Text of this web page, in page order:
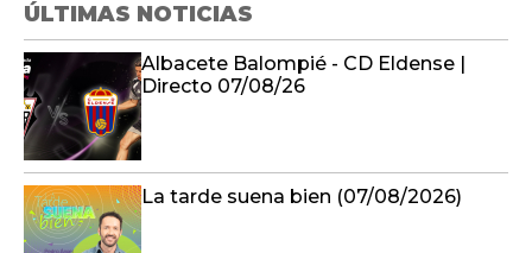
ÚLTIMAS NOTICIAS
Albacete Balompié - CD Eldense |
Directo 07/08/26
La tarde suena bien (07/08/2026)